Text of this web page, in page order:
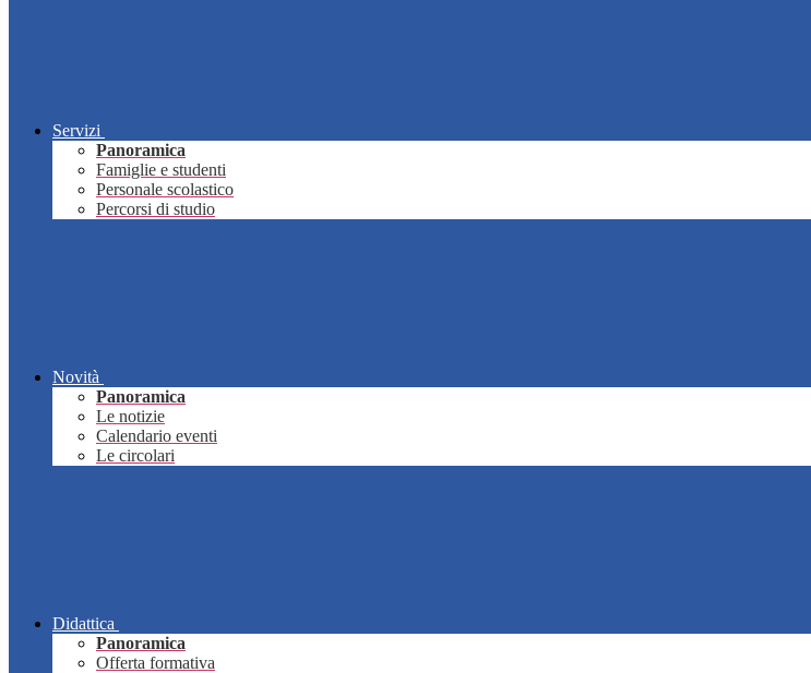
Servizi
Panoramica
Famiglie e studenti
Personale scolastico
Percorsi di studio
Novità
Panoramica
Le notizie
Calendario eventi
Le circolari
Didattica
Panoramica
Offerta formativa